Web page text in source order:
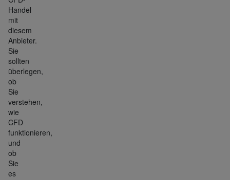
Handel
mit
diesem
Anbieter.
Sie
sollten
überlegen,
ob
Sie
verstehen,
wie
CFD
funktionieren,
und
ob
Sie
es